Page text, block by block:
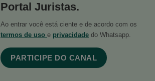
Portal Juristas.
Ao entrar você está ciente e de acordo com os
termos de uso e privacidade do Whatsapp.
PARTICIPE DO CANAL